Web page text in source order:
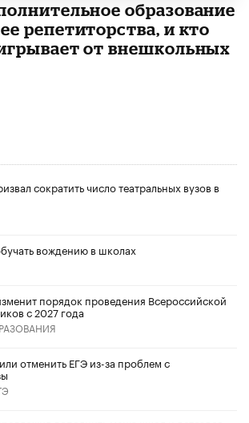
образование
репетиторства, и кто
от внешкольных
сократить число театральных вузов в
вождению в школах
порядок проведения Всероссийской
с 2027 года
отменить ЕГЭ из-за проблем с